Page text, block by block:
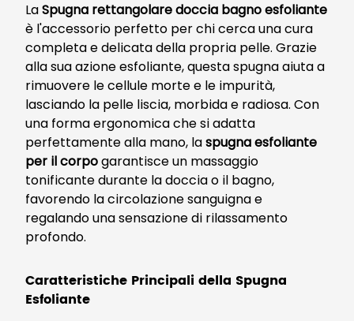
LaSpugna rettangolare doccia bagno esfoliante
è l'accessorio perfetto per chi cerca una cura
completa e delicata della propria pelle. Grazie
alla sua azione esfoliante, questa spugna aiuta a
rimuovere le cellule morte e le impurità,
lasciando la pelle liscia, morbida e radiosa. Con
una forma ergonomica che si adatta
perfettamente alla mano, laspugna esfoliante
per il corpogarantisce un massaggio
tonificante durante la doccia o il bagno,
favorendo la circolazione sanguigna e
regalando una sensazione di rilassamento
profondo.
Caratteristiche Principali della Spugna
Esfoliante